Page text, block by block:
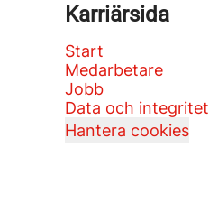
Karriärsida
Start
Medarbetare
Jobb
Data och integritet
Hantera cookies